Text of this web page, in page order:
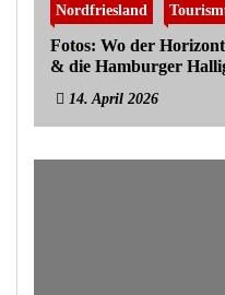
Nordfriesland
Fotos: Wo der
& die Hamburger
14. April 2026